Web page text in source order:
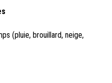
(pluie, brouillard, neige,